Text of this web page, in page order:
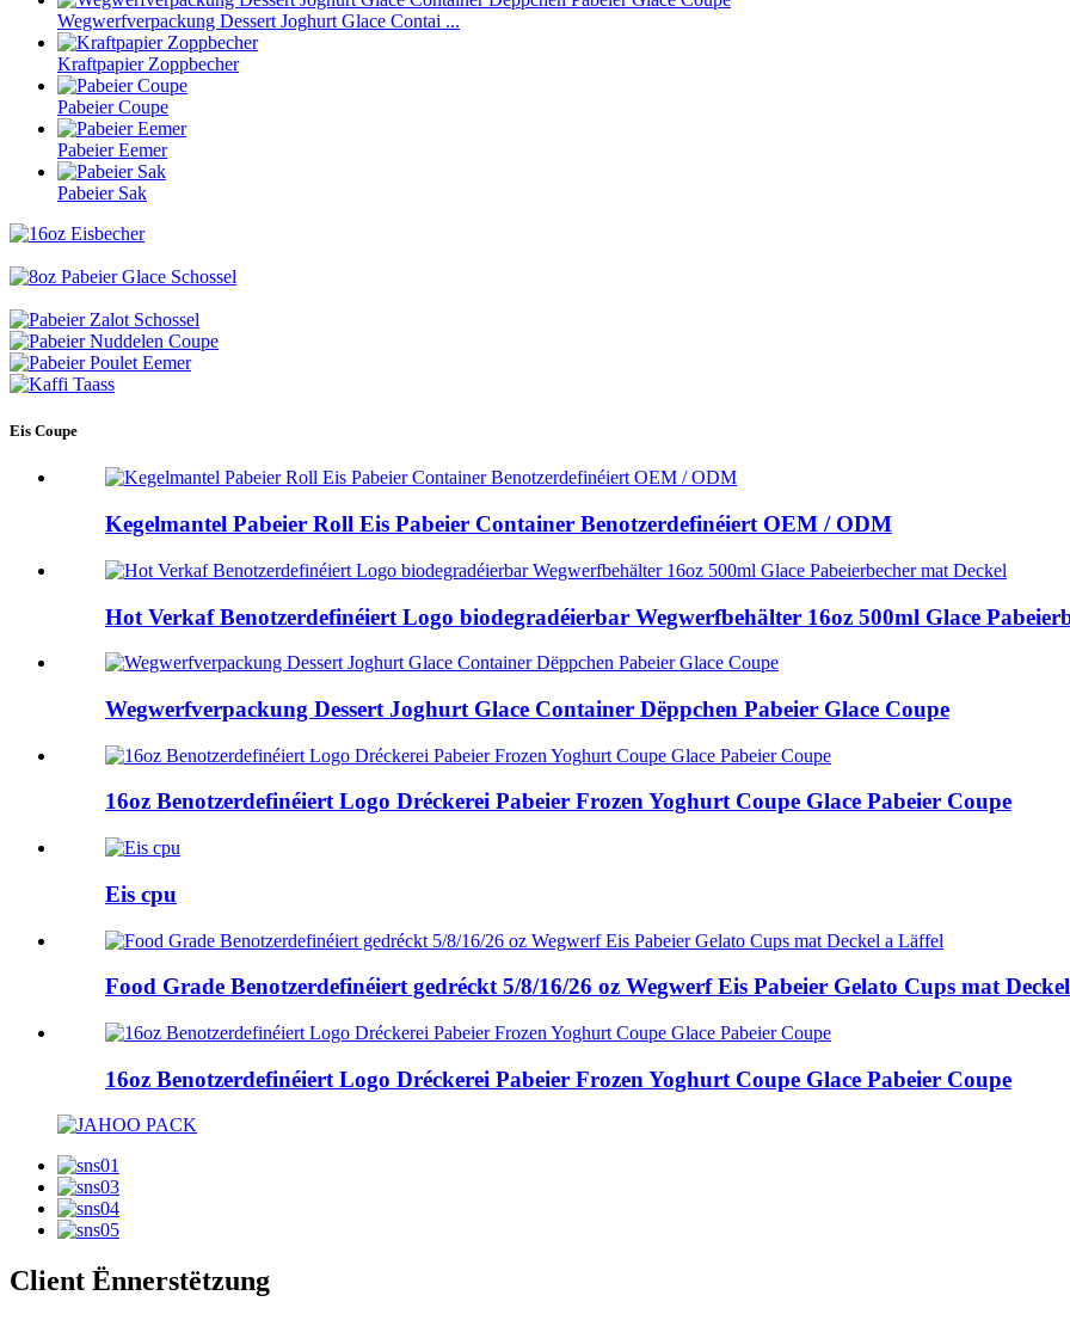
Wegwerfverpackung Dessert Joghurt Glace Contai ...
Kraftpapier Zoppbecher
Pabeier Coupe
Pabeier Eemer
Pabeier Sak
Eis Coupe
Kegelmantel Pabeier Roll Eis Pabeier Container Benotzerdefinéiert OEM / ODM
Hot Verkaf Benotzerdefinéiert Logo biodegradéierbar Wegwerfbehälter 16oz 500ml Glace
Wegwerfverpackung Dessert Joghurt Glace Container Dëppchen Pabeier Glace Coupe
16oz Benotzerdefinéiert Logo Dréckerei Pabeier Frozen Yoghurt Coupe Glace Pabeier Coupe
Eis cpu
Food Grade Benotzerdefinéiert gedréckt 5/8/16/26 oz Wegwerf Eis Pabeier Gelato Cups mat
16oz Benotzerdefinéiert Logo Dréckerei Pabeier Frozen Yoghurt Coupe Glace Pabeier Coupe
Client Ënnerstëtzung